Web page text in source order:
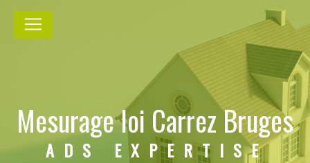
Mesurage loi Carrez Bruges
ADS EXPERTISE
Panneau de gestion des cookies